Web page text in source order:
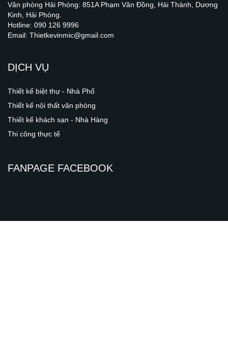
Văn phòng Hải Phòng: 851A Phạm Văn Đồng, Hải Thành, Dương
Kinh, Hải Phòng.
Hotline: 090 126 9996
Email: Thietkevinmic@gmail.com
DỊCH VỤ
Thiết kế biệt thự - Nhà Phố
Thiết kế nội thất văn phòng
Thiết kế khách sạn - Nhà Hàng
Thi công thực tế
FANPAGE FACEBOOK